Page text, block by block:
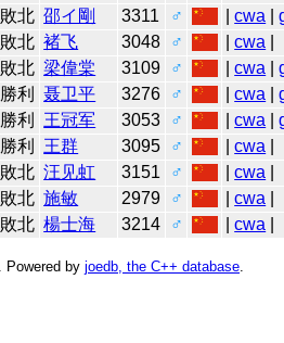
敗北 邵イ剛 3311 ♂ |cwa |
敗北 褚飞 3048 ♂ |cwa
敗北 梁偉棠 3109 ♂ |cwa |
勝利 聂卫平 3276 ♂ |cwa |
勝利 王冠军 3053 ♂ |cwa |
勝利 王群 3095 ♂ |cwa
敗北 汪见虹 3151 ♂ |cwa
敗北 施敏 2979 ♂ |cwa
敗北 楊士海 3214 ♂ |cwa
. Powered by joedb, the C++ database